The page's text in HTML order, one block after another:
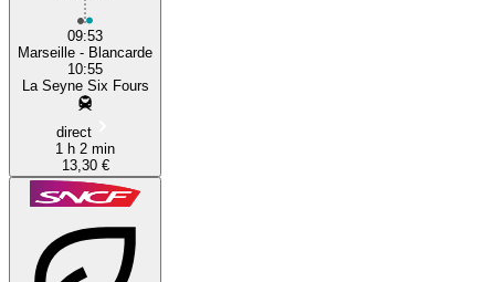
09:53
Marseille - Blancarde
10:55
La Seyne Six Fours
direct
1 h 2 min
13,30 €